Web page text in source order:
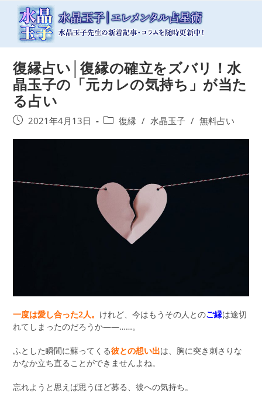
復縁占い│復縁の確立をズバリ！水
晶玉子の「元カレの気持ち」が当た
る占い
投
2021年4月13日
投
リ
ー:
復縁 / 水晶玉子 / 無料占い
一度は愛し合った2人。 けれど、今はもうその人とのご縁は途切
れてしまったのだろうか――……。
ふとした瞬間に蘇ってくる彼との想い出は、胸に突き刺さりな
かなか立ち直ることができませんよね。
忘れようと思えば思うほど募る、彼への気持ち。